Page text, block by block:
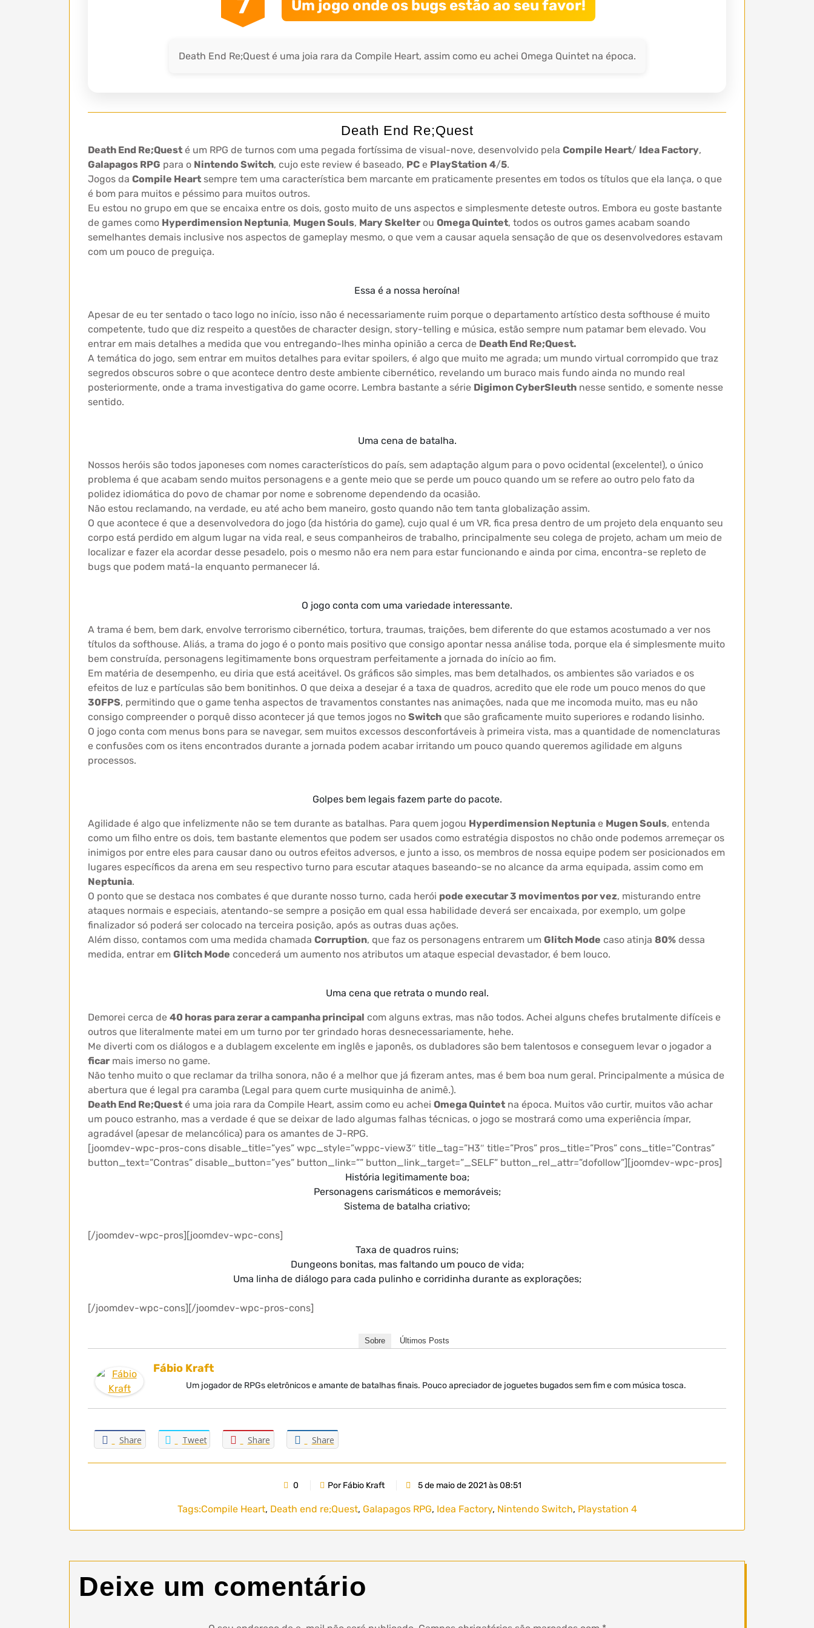
Um jogo onde os bugs estão ao seu favor!
Death End Re;Quest é uma joia rara da Compile Heart, assim como eu achei Omega Quintet na época.
Death End Re;Quest
Death End Re;Quest é um RPG de turnos com uma pegada fortíssima de visual-nove, desenvolvido pela Compile Heart/ Idea Factory,
Galapagos RPG para o Nintendo Switch, cujo este review é baseado, PC e PlayStation 4/5.
Jogos da Compile Heart sempre tem uma característica bem marcante em praticamente presentes em todos os títulos que ela lança, o que
é bom para muitos e péssimo para muitos outros.
Eu estou no grupo em que se encaixa entre os dois, gosto muito de uns aspectos e simplesmente deteste outros. Embora eu goste bastante
de games como Hyperdimension Neptunia, Mugen Souls, Mary Skelter ou Omega Quintet, todos os outros games acabam soando
semelhantes demais inclusive nos aspectos de gameplay mesmo, o que vem a causar aquela sensação de que os desenvolvedores estavam
com um pouco de preguiça.
Essa é a nossa heroína!
Apesar de eu ter sentado o taco logo no início, isso não é necessariamente ruim porque o departamento artístico desta softhouse é muito
competente, tudo que diz respeito a questões de character design, story-telling e música, estão sempre num patamar bem elevado. Vou
entrar em mais detalhes a medida que vou entregando-lhes minha opinião a cerca de Death End Re;Quest.
A temática do jogo, sem entrar em muitos detalhes para evitar spoilers, é algo que muito me agrada; um mundo virtual corrompido que traz
segredos obscuros sobre o que acontece dentro deste ambiente cibernético, revelando um buraco mais fundo ainda no mundo real
posteriormente, onde a trama investigativa do game ocorre. Lembra bastante a série Digimon CyberSleuth nesse sentido, e somente nesse
sentido.
Uma cena de batalha.
Nossos heróis são todos japoneses com nomes característicos do país, sem adaptação algum para o povo ocidental (excelente!), o único
problema é que acabam sendo muitos personagens e a gente meio que se perde um pouco quando um se refere ao outro pelo fato da
polidez idiomática do povo de chamar por nome e sobrenome dependendo da ocasião.
Não estou reclamando, na verdade, eu até acho bem maneiro, gosto quando não tem tanta globalização assim.
O que acontece é que a desenvolvedora do jogo (da história do game), cujo qual é um VR, fica presa dentro de um projeto dela enquanto seu
corpo está perdido em algum lugar na vida real, e seus companheiros de trabalho, principalmente seu colega de projeto, acham um meio de
localizar e fazer ela acordar desse pesadelo, pois o mesmo não era nem para estar funcionando e ainda por cima, encontra-se repleto de
bugs que podem matá-la enquanto permanecer lá.
O jogo conta com uma variedade interessante.
A trama é bem, bem dark, envolve terrorismo cibernético, tortura, traumas, traições, bem diferente do que estamos acostumado a ver nos
títulos da softhouse. Aliás, a trama do jogo é o ponto mais positivo que consigo apontar nessa análise toda, porque ela é simplesmente muito
bem construída, personagens legitimamente bons orquestram perfeitamente a jornada do início ao fim.
Em matéria de desempenho, eu diria que está aceitável. Os gráficos são simples, mas bem detalhados, os ambientes são variados e os
efeitos de luz e partículas são bem bonitinhos. O que deixa a desejar é a taxa de quadros, acredito que ele rode um pouco menos do que
30FPS, permitindo que o game tenha aspectos de travamentos constantes nas animações, nada que me incomoda muito, mas eu não
consigo compreender o porquê disso acontecer já que temos jogos no Switch que são graficamente muito superiores e rodando lisinho.
O jogo conta com menus bons para se navegar, sem muitos excessos desconfortáveis à primeira vista, mas a quantidade de nomenclaturas
e confusões com os itens encontrados durante a jornada podem acabar irritando um pouco quando queremos agilidade em alguns
processos.
Golpes bem legais fazem parte do pacote.
Agilidade é algo que infelizmente não se tem durante as batalhas. Para quem jogou Hyperdimension Neptunia e Mugen Souls, entenda
como um filho entre os dois, tem bastante elementos que podem ser usados como estratégia dispostos no chão onde podemos arremeçar os
inimigos por entre eles para causar dano ou outros efeitos adversos, e junto a isso, os membros de nossa equipe podem ser posicionados em
lugares específicos da arena em seu respectivo turno para escutar ataques baseando-se no alcance da arma equipada, assim como em
Neptunia.
O ponto que se destaca nos combates é que durante nosso turno, cada herói pode executar 3 movimentos por vez, misturando entre
ataques normais e especiais, atentando-se sempre a posição em qual essa habilidade deverá ser encaixada, por exemplo, um golpe
finalizador só poderá ser colocado na terceira posição, após as outras duas ações.
Além disso, contamos com uma medida chamada Corruption, que faz os personagens entrarem um Glitch Mode caso atinja 80% dessa
medida, entrar em Glitch Mode concederá um aumento nos atributos um ataque especial devastador, é bem louco.
Uma cena que retrata o mundo real.
Demorei cerca de 40 horas para zerar a campanha principal com alguns extras, mas não todos. Achei alguns chefes brutalmente difíceis e
outros que literalmente matei em um turno por ter grindado horas desnecessariamente, hehe.
Me diverti com os diálogos e a dublagem excelente em inglês e japonês, os dubladores são bem talentosos e conseguem levar o jogador a
ficar mais imerso no game.
Não tenho muito o que reclamar da trilha sonora, não é a melhor que já fizeram antes, mas é bem boa num geral. Principalmente a música de
abertura que é legal pra caramba (Legal para quem curte musiquinha de animê.).
Death End Re;Quest é uma joia rara da Compile Heart, assim como eu achei Omega Quintet na época. Muitos vão curtir, muitos vão achar
um pouco estranho, mas a verdade é que se deixar de lado algumas falhas técnicas, o jogo se mostrará como uma experiência ímpar,
agradável (apesar de melancólica) para os amantes de J-RPG.
[joomdev-wpc-pros-cons disable_title=”yes” wpc_style=”wppc-view3″ title_tag=”H3″ title=”Pros” pros_title=”Pros” cons_title=”Contras”
button_text=”Contras” disable_button=”yes” button_link=”” button_link_target=”_SELF” button_rel_attr=”dofollow”][joomdev-wpc-pros]
História legitimamente boa;
Personagens carismáticos e memoráveis;
Sistema de batalha criativo;
[/joomdev-wpc-pros][joomdev-wpc-cons]
Taxa de quadros ruins;
Dungeons bonitas, mas faltando um pouco de vida;
Uma linha de diálogo para cada pulinho e corridinha durante as explorações;
[/joomdev-wpc-cons][/joomdev-wpc-pros-cons]
Sobre Últimos Posts
Fábio Kraft
Um jogador de RPGs eletrônicos e amante de batalhas finais. Pouco apreciador de joguetes bugados sem fim e com música tosca.
Share Tweet Share Share
0 Por Fábio Kraft 5 de maio de 2021 às 08:51
Tags:Compile Heart, Death end re;Quest, Galapagos RPG, Idea Factory, Nintendo Switch, Playstation 4
Deixe um comentário